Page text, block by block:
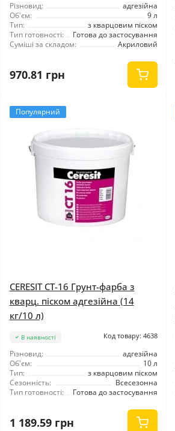
Різновид:
адгезійна
Об'єм:
9 л
Тип:
з кварцовим піском
Тип готовності:
Готова до застосування
Суміші за складом:
Акриловий
970.81 грн
Популярний
CERESIT CT-16 Грунт-фарба з
кварц. піском адгезійна (14
кг/10 л)
В наявності Код товару: 4638
Різновид:
адгезійна
Об'єм:
10 л
Тип:
з кварцовим піском
Сезонність:
Всесезонна
Тип готовності:
Готова до застосування
1 189.59 грн